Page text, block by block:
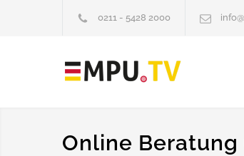
0211 - 5428 2000
Online